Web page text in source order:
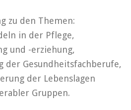
zu den Themen:
in der Pflege,
und -erziehung,
der Gesundheitsfachberufe,
der Lebenslagen
Gruppen.